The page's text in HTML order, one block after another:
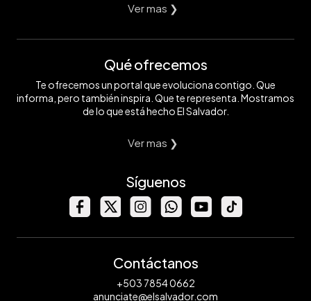
Ver mas ❯
Qué ofrecemos
Te ofrecemos un portal que evoluciona contigo. Que
informa, pero también inspira. Que te representa. Mostramos
de lo que está hecho El Salvador.
Ver mas ❯
Síguenos
Contáctanos
+503 7854 0662
anunciate@elsalvador.com